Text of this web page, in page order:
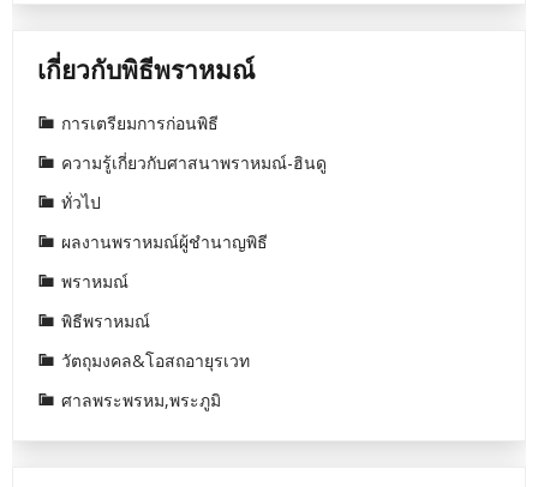
เกี่ยวกับพิธีพราหมณ์
การเตรียมการก่อนพิธี
ความรู้เกี่ยวกับศาสนาพราหมณ์-ฮินดู
ทั่วไป
ผลงานพราหมณ์ผู้ชำนาญพิธี
พราหมณ์
พิธีพราหมณ์
วัตถุมงคล&โอสถอายุรเวท
ศาลพระพรหม,พระภูมิ